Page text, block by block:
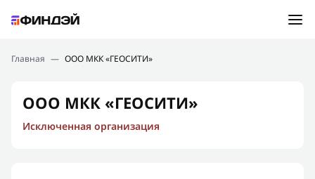
Подбор займа
Новости
Финансовое просвещение
Главная — ООО МКК «ГЕОСИТИ»
ООО МКК «ГЕОСИТИ»
Исключенная организация
Ошибка:Контактная форма не найдена.
Спасибо, что написали нам
Мы свяжемся с Вами в ближайшее время и сообщим
результат
Отправить новый запрос